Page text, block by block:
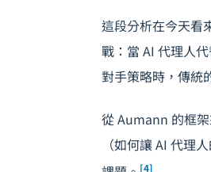
這段分析在今天看
戰：當 AI 代理人
對手策略時，傳統
從 Aumann 的框
（如何讓 AI 代理
[4]